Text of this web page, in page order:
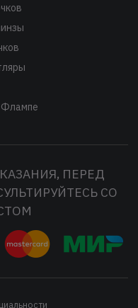
Флампе
ПЕРЕД
СО